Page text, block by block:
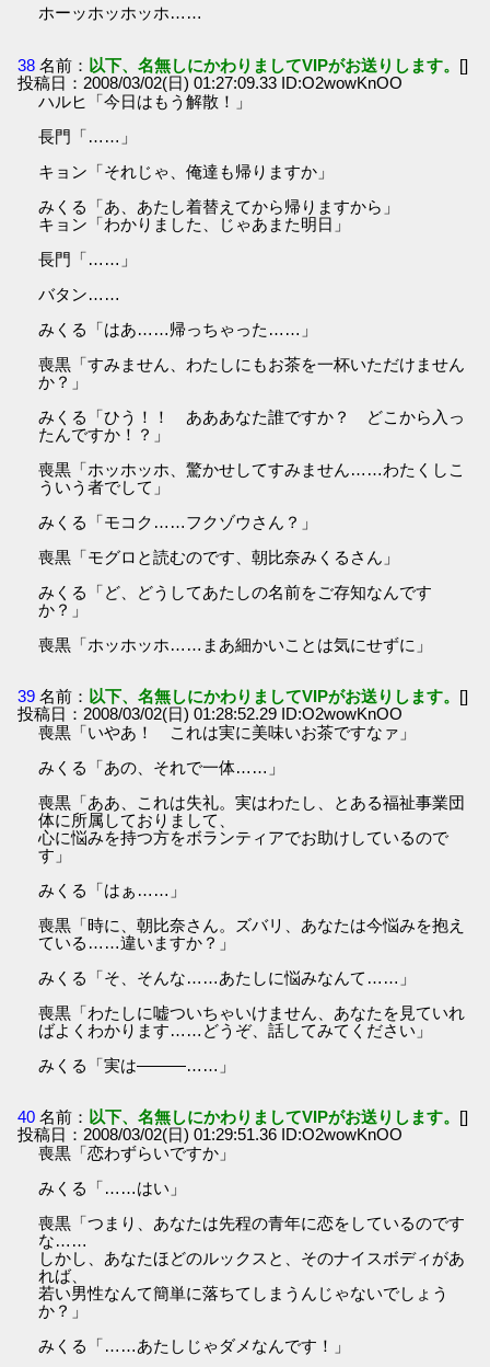
ホーッホッホッホ……
38 名前： 以下、名無しにかわりましてVIPがお送りします。 []
投稿日：2008/03/02(日) 01:27:09.33 ID:O2wowKnOO
ハルヒ「今日はもう解散！」
長門「……」
キョン「それじゃ、俺達も帰りますか」
みくる「あ、あたし着替えてから帰りますから」
キョン「わかりました、じゃあまた明日」
長門「……」
バタン……
みくる「はあ……帰っちゃった……」
喪黒「すみません、わたしにもお茶を一杯いただけません
か？」
みくる「ひう！！ あああなた誰ですか？ どこから入っ
たんですか！？」
喪黒「ホッホッホ、驚かせしてすみません……わたくしこ
ういう者でして」
みくる「モコク……フクゾウさん？」
喪黒「モグロと読むのです、朝比奈みくるさん」
みくる「ど、どうしてあたしの名前をご存知なんです
か？」
喪黒「ホッホッホ……まあ細かいことは気にせずに」
39 名前： 以下、名無しにかわりましてVIPがお送りします。 []
投稿日：2008/03/02(日) 01:28:52.29 ID:O2wowKnOO
喪黒「いやあ！ これは実に美味いお茶ですなァ」
みくる「あの、それで一体……」
喪黒「ああ、これは失礼。実はわたし、とある福祉事業団
体に所属しておりまして、
心に悩みを持つ方をボランティアでお助けしているので
す」
みくる「はぁ……」
喪黒「時に、朝比奈さん。ズバリ、あなたは今悩みを抱え
ている……違いますか？」
みくる「そ、そんな……あたしに悩みなんて……」
喪黒「わたしに嘘ついちゃいけません、あなたを見ていれ
ばよくわかります……どうぞ、話してみてください」
みくる「実は―――……」
40 名前： 以下、名無しにかわりましてVIPがお送りします。 []
投稿日：2008/03/02(日) 01:29:51.36 ID:O2wowKnOO
喪黒「恋わずらいですか」
みくる「……はい」
喪黒「つまり、あなたは先程の青年に恋をしているのです
な……
しかし、あなたほどのルックスと、そのナイスボディがあ
れば、
若い男性なんて簡単に落ちてしまうんじゃないでしょう
か？」
みくる「……あたしじゃダメなんです！」